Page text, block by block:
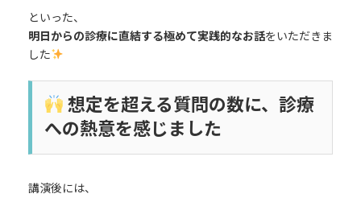
といった、
明日からの診療に直結する極めて実践的なお話をいただきま
した
想定を超える質問の数に、診療
への熱意を感じました
講演後には、